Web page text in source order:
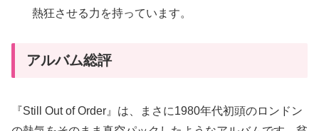
熱狂させる力を持っています。
アルバム総評
『Still Out of Order』は、まさに1980年代初頭のロンドン